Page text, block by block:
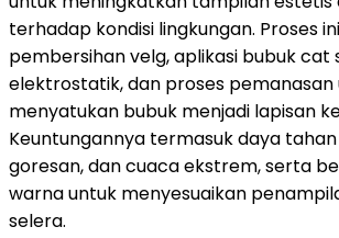
terhadap kondisi lingkungan. Proses
pembersihan velg, aplikasi bubuk cat
elektrostatik, dan proses pemanasan
menyatukan bubuk menjadi lapisan
Keuntungannya termasuk daya
goresan, dan cuaca ekstrem, serta
warna untuk menyesuaikan
selera.